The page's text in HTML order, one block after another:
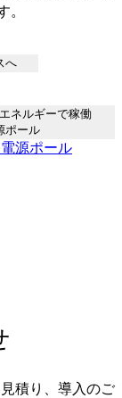
。
へ
ネルギーで稼働
ポール
源ポール
積り、導入のご